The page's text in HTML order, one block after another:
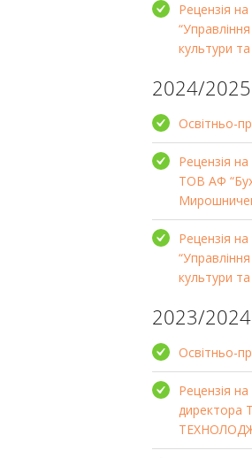
Рецензія
культури
2024/
Освітньо-
Рецензія
ТОВ АФ
Рецензія
культури
2023/
Освітньо-
Рецензія
директора